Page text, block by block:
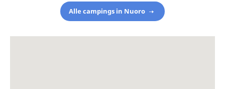
Alle campings in Nuoro